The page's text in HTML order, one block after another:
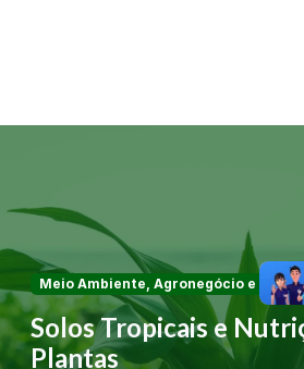
Meio Ambiente, Agronegócio e
Solos Tropicais e
Plantas